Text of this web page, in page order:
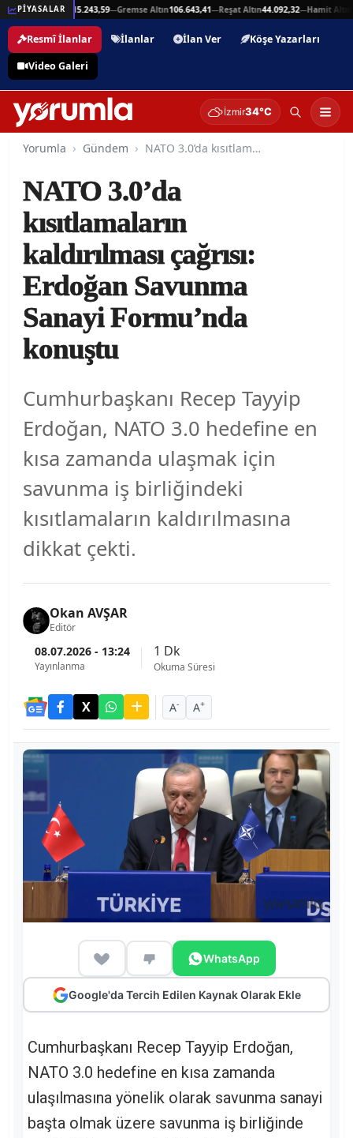
PİYASALAR
—Beşli Altın215.243,59—Gremse Altın106.643,41—Reşat Altın44.092,32—Hamit Altın
Resmî İlanlar İlanlar İlan Ver
Köşe Yazarları
Video Galeri
İzmir34°C
Yorumla Gündem NATO 3.0’da kısıtlamaların kaldırılması çağrısı: Erdoğan Savunma Sanayi Formu’nda konuştu
NATO 3.0’da
kısıtlamaların
kaldırılması çağrısı:
Erdoğan Savunma
Sanayi Formu’nda
konuştu
Cumhurbaşkanı Recep Tayyip
Erdoğan, NATO 3.0 hedefine en
kısa zamanda ulaşmak için
savunma iş birliğindeki
kısıtlamaların kaldırılmasına
dikkat çekti.
Okan AVŞAR
Editör
08.07.2026 - 13:24
Yayınlanma
1 Dk
Okuma Süresi
A- A+
WhatsApp
Google'da Tercih Edilen Kaynak Olarak Ekle
Cumhurbaşkanı Recep Tayyip Erdoğan,
NATO 3.0 hedefine en kısa zamanda
ulaşılmasına yönelik olarak savunma sanayi
başta olmak üzere savunma iş birliğinde